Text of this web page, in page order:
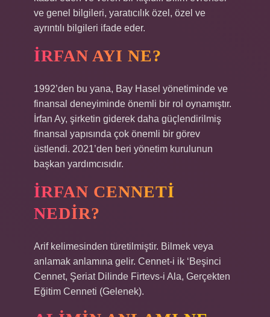
ve genel bilgileri, yaratıcılık özel, özel ve
ayrıntılı bilgileri ifade eder.
İRFAN AYI NE?
1992’den bu yana, Bay Hasel yönetiminde ve
finansal deneyiminde önemli bir rol oynamıştır.
İrfan Ay, şirketin giderek daha güçlendirilmiş
finansal yapısında çok önemli bir görev
üstlendi. 2021’den beri yönetim kurulunun
başkan yardımcısıdır.
İRFAN CENNETI
NEDIR?
Arif kelimesinden türetilmiştir. Bilmek veya
anlamak anlamına gelir. Cennet-i ik ‘Beşinci
Cennet, Şeriat Dilinde Firtevs-i Ala, Gerçekten
Eğitim Cenneti (Gelenek).